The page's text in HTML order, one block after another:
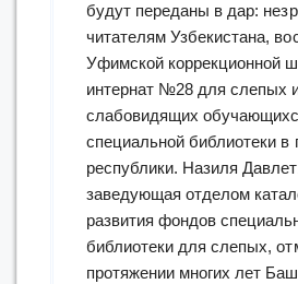
будут переданы в дар:
читателям Узбекистана,
Уфимской коррекционной
интернат №28 для слепых
слабовидящих
специальной библиотеки в
республики. Назиля
заведующая отделом
развития фондов
библиотеки для слепых,
протяжении многих лет